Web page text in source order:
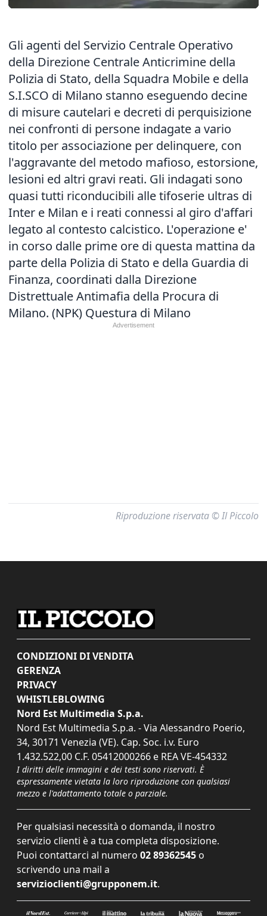
Gli agenti del Servizio Centrale Operativo
della Direzione Centrale Anticrimine della
Polizia di Stato, della Squadra Mobile e della
S.I.SCO di Milano stanno eseguendo decine
di misure cautelari e decreti di perquisizione
nei confronti di persone indagate a vario
titolo per associazione per delinquere, con
l'aggravante del metodo mafioso, estorsione,
lesioni ed altri gravi reati. Gli indagati sono
quasi tutti riconducibili alle tifoserie ultras di
Inter e Milan e i reati connessi al giro d'affari
legato al contesto calcistico. L'operazione e'
in corso dalle prime ore di questa mattina da
parte della Polizia di Stato e della Guardia di
Finanza, coordinati dalla Direzione
Distrettuale Antimafia della Procura di
Milano. (NPK) Questura di Milano
Riproduzione riservata © Il Piccolo
CONDIZIONI DI VENDITA
GERENZA
PRIVACY
WHISTLEBLOWING
Nord Est Multimedia S.p.a.
Nord Est Multimedia S.p.a. - Via Alessandro Poerio,
34, 30171 Venezia (VE). Cap. Soc. i.v. Euro
1.432.522,00 C.F. 05412000266 e REA VE-454332
I diritti delle immagini e dei testi sono riservati. È
espressamente vietata la loro riproduzione con qualsiasi
mezzo e l'adattamento totale o parziale.
Per qualsiasi necessità o domanda, il nostro
servizio clienti è a tua completa disposizione.
Puoi contattarci al numero 02 89362545 o
scrivendo una mail a
servizioclienti@grupponem.it.